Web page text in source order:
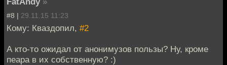
#8 | 29.11.15 11:23
Кому: Кваздопил, #2
А кто-то ожидал от анонимузов пользы? Ну, кроме
пеара в их собственную? :)